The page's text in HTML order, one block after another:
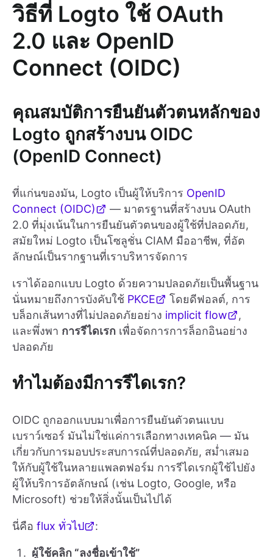
วิธีที่ Logto ใช้ OAuth
2.0 และ OpenID
Connect (OIDC)
คุณสมบัติการยืนยันตัวตนหลักของ
Logto ถูกสร้างบน OIDC
(OpenID Connect)
ที่แก่นของมัน, Logto เป็นผู้ให้บริการ OpenID
Connect (OIDC)
— มาตรฐานที่สร้างบน OAuth
2.0 ที่มุ่งเน้นในการยืนยันตัวตนของผู้ใช้ที่ปลอดภัย,
สมัยใหม่ Logto เป็นโซลูชั่น CIAM มืออาชีพ, ที่อัต
ลักษณ์เป็นรากฐานที่เราบริหารจัดการ
เราได้ออกแบบ Logto ด้วยความปลอดภัยเป็นพื้นฐาน
นั่นหมายถึงการบังคับใช้ PKCE
โดยดีฟอลต์, การ
บล็อกเส้นทางที่ไม่ปลอดภัยอย่าง implicit flow
,
และพึ่งพา การรีไดเรก เพื่อจัดการการล็อกอินอย่าง
ปลอดภัย
ทำไมต้องมีการรีไดเรก?
OIDC ถูกออกแบบมาเพื่อการยืนยันตัวตนแบบ
เบราว์เซอร์ มันไม่ใช่แค่การเลือกทางเทคนิค — มัน
เกี่ยวกับการมอบประสบการณ์ที่ปลอดภัย, สม่ำเสมอ
ให้กับผู้ใช้ในหลายแพลตฟอร์ม การรีไดเรกผู้ใช้ไปยัง
ผู้ให้บริการอัตลักษณ์ (เช่น Logto, Google, หรือ
Microsoft) ช่วยให้สิ่งนั้นเป็นไปได้
นี่คือ flux ทั่วไป :
ผู้ใช้คลิก “ลงชื่อเข้าใช้”